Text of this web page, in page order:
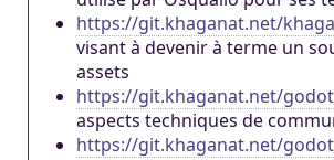
https://git.khaganat.net/
visant à devenir à terme un
assets
https://git.khaganat.net/
aspects techniques de
https://git.khaganat.net/